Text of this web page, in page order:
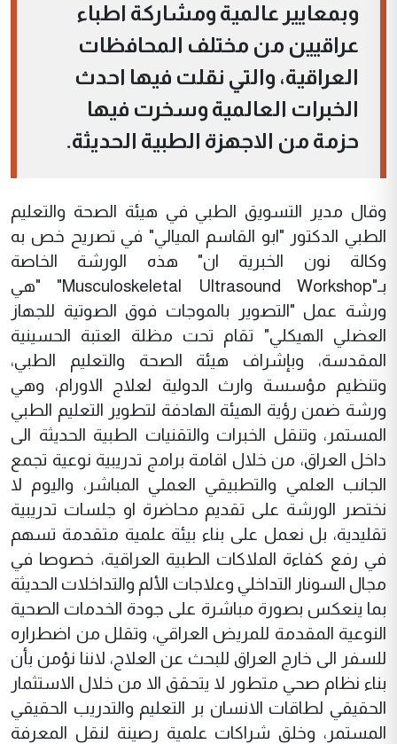
وبمعايير عالمية ومشاركة اطباء
عراقيين من مختلف المحافظات
العراقية، والتي نقلت فيها احدث
الخبرات العالمية وسخرت فيها
حزمة من الاجهزة الطبية الحديثة.
وقال مدير التسويق الطبي في هيئة الصحة والتعليم
الطبي الدكتور "ابو القاسم الميالي" في تصريح خص به
وكالة نون الخبرية ان" هذه الورشة الخاصة
بـ"Musculoskeletal Ultrasound Workshop" "هي
ورشة عمل "التصوير بالموجات فوق الصوتية للجهاز
العضلي الهيكلي" تقام تحت مظلة العتبة الحسينية
المقدسة، وبإشراف هيئة الصحة والتعليم الطبي،
وتنظيم مؤسسة وارث الدولية لعلاج الاورام، وهي
ورشة ضمن رؤية الهيئة الهادفة لتطوير التعليم الطبي
المستمر، وتنقل الخبرات والتقنيات الطبية الحديثة الى
داخل العراق، من خلال اقامة برامج تدريبية نوعية تجمع
الجانب العلمي والتطبيقي العملي المباشر، واليوم لا
نختصر الورشة على تقديم محاضرة او جلسات تدريبية
تقليدية، بل نعمل على بناء بيئة علمية متقدمة تسهم
في رفع كفاءة الملاكات الطبية العراقية، خصوصا في
مجال السونار التداخلي وعلاجات الألم والتداخلات الحديثة
بما ينعكس بصورة مباشرة على جودة الخدمات الصحية
النوعية المقدمة للمريض العراقي، وتقلل من اضطراره
للسفر الى خارج العراق للبحث عن العلاج، لاننا نؤمن بأن
بناء نظام صحي متطور لا يتحقق الا من خلال الاستثمار
الحقيقي لطاقات الانسان بر التعليم والتدريب الحقيقي
المستمر، وخلق شراكات علمية رصينة لنقل المعرفة